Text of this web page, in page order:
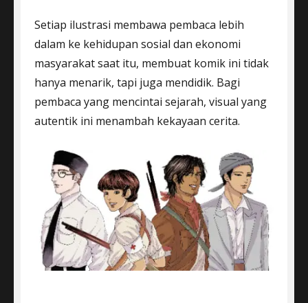
Setiap ilustrasi membawa pembaca lebih
dalam ke kehidupan sosial dan ekonomi
masyarakat saat itu, membuat komik ini tidak
hanya menarik, tapi juga mendidik. Bagi
pembaca yang mencintai sejarah, visual yang
autentik ini menambah kekayaan cerita.